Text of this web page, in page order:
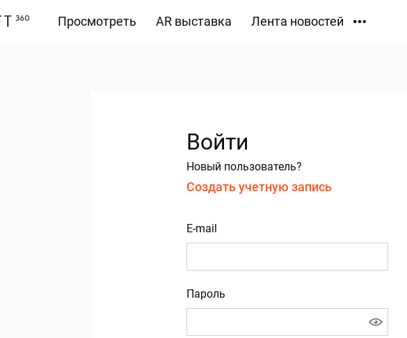
Просмотреть AR выставка Лента новостей
Войти
Новый пользователь?
Создать учетную запись
E-mail
Пароль